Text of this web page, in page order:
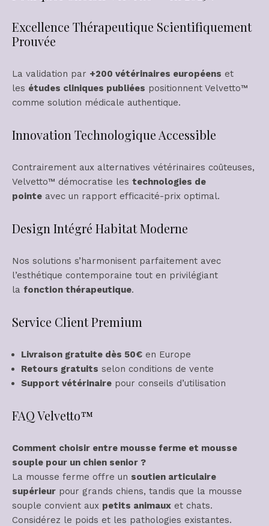
Excellence Thérapeutique Scientifiquement
Prouvée
La validation par +200 vétérinaires européens et
les études cliniques publiées positionnent Velvetto™
comme solution médicale authentique.
Innovation Technologique Accessible
Contrairement aux alternatives vétérinaires coûteuses,
Velvetto™ démocratise les technologies de
pointe avec un rapport efficacité-prix optimal.
Design Intégré Habitat Moderne
Nos solutions s’harmonisent parfaitement avec
l’esthétique contemporaine tout en privilégiant
la fonction thérapeutique.
Service Client Premium
Livraison gratuite dès 50€ en Europe
Retours gratuits selon conditions de vente
Support vétérinaire pour conseils d’utilisation
FAQ Velvetto™
Comment choisir entre mousse ferme et mousse
souple pour un chien senior ?
La mousse ferme offre un soutien articulaire
supérieur pour grands chiens, tandis que la mousse
souple convient aux petits animaux et chats.
Considérez le poids et les pathologies existantes.